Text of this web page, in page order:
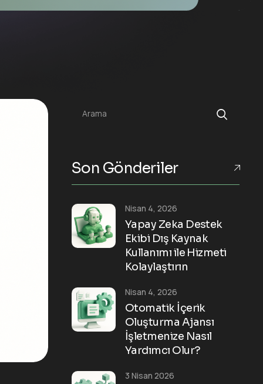
Arama
Son Gönderiler
Yapay Zeka Destek
Ekibi Dış Kaynak
Kullanımı ile Hizmeti
Kolaylaştırın
Nisan 4, 2026
Otomatik İçerik
Oluşturma Ajansı
İşletmenize Nasıl
Yardımcı Olur?
Nisan 4, 2026
3 Nisan 2026